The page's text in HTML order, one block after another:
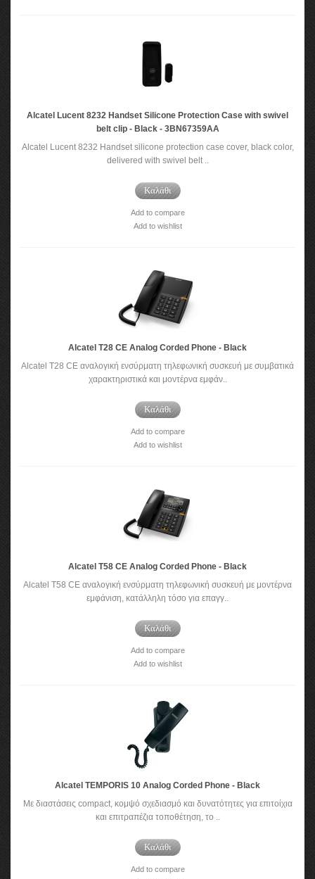
Alcatel Lucent 8232 Handset Silicone Protection Case with swivel
belt clip - Black - 3BN67359AA
Alcatel Lucent 8232 Handset silicone protection case cover, black color,
delivered with swivel belt ..
Καλάθι
Add to compare
Add to wishlist
Alcatel T28 CE Analog Corded Phone - Black
Alcatel T28 CE αναλογική ενσύρματη τηλεφωνική συσκευή με συμβατικά
χαρακτηριστικά και μοντέρνα εμφάν..
Καλάθι
Add to compare
Add to wishlist
Alcatel T58 CE Analog Corded Phone - Black
Alcatel T58 CE αναλογική ενσύρματη τηλεφωνική συσκευή με μοντέρνα
εμφάνιση, κατάλληλη τόσο για επαγγ..
Καλάθι
Add to compare
Add to wishlist
Alcatel TEMPORIS 10 Analog Corded Phone - Black
Με διαστάσεις compact, κομψό σχεδιασμό και δυνατότητες για επιτοίχια
και επιτραπέζια τοποθέτηση, το ..
Καλάθι
Add to compare